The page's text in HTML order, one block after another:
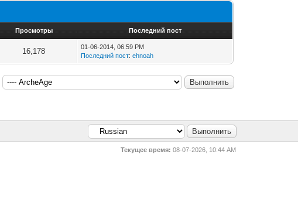
Просмотры Последний пост
16,178
01-06-2014, 06:59 PM
Последний пост:ehnoah
Текущее время: 08-07-2026, 10:44 AM